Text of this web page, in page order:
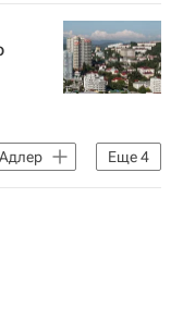
Еще4
Адлер